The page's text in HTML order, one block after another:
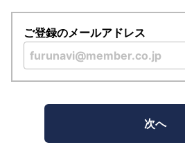
ご登録のメールアドレス